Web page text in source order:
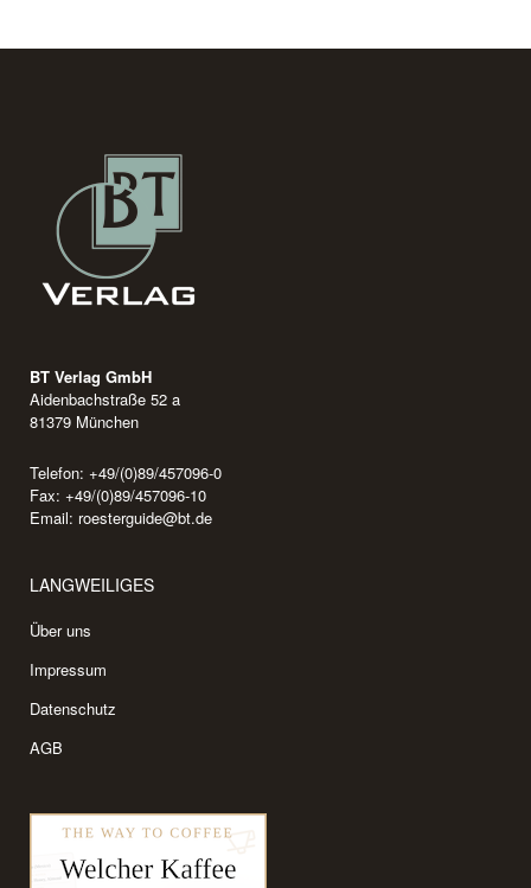
BT Verlag GmbH
Aidenbachstraße 52 a
81379 München
Telefon: +49/(0)89/457096-0
Fax: +49/(0)89/457096-10
Email: roesterguide@bt.de
LANGWEILIGES
Über uns
Impressum
Datenschutz
AGB